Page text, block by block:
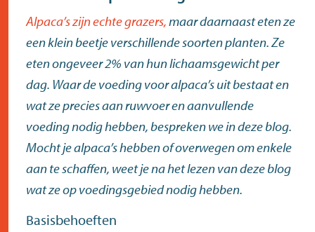
Alpaca’s zijn echte grazers,maar daarnaast eten ze
een klein beetje verschillende soorten planten. Ze
eten ongeveer 2% van hun lichaamsgewicht per
dag. Waar de voeding voor alpaca’s uit bestaat en
wat ze precies aan ruwvoer en aanvullende
voeding nodig hebben, bespreken we in deze blog.
Mocht je alpaca’s hebben of overwegen om enkele
aan te schaffen, weet je na het lezen van deze blog
wat ze op voedingsgebied nodig hebben.
Basisbehoeften